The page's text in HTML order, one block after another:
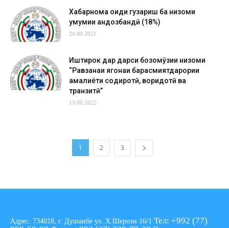
Хабарнома оиди гузариш ба низоми
умумии андозбандӣ (18%)
24.09.2021
Иштирок дар дарси бозомӯзии низоми
“Равзанаи ягонаи барасмиятдарории
амалиёти содиротӣ, воридотӣ ва
транзитӣ”
13.06.2022
1 2 3
Адрес: 734018, г. Душанбе ул. Х.Шерози 16/1 Тел: +992 (77)